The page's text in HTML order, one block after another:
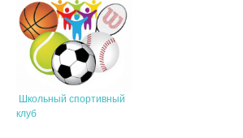
Школьный спортивный
клуб